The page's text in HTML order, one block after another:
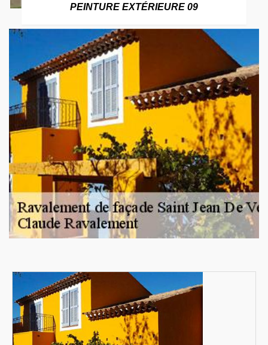
PEINTURE EXTÉRIEURE 09